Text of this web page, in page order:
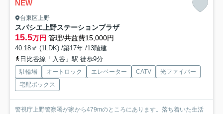
NEW
台東区上野
スパシエ上野ステーションプラザ
15.5万円 管理/共益費15,000円
40.18㎡ (1LDK) /築17年 /13階建
日比谷線「入谷」駅 徒歩9分
駐輪場 オートロック エレベーター CATV
光ファイバー
宅配ボックス
警視庁上野警察署が家から479mのところにあります。落ち着いた生活